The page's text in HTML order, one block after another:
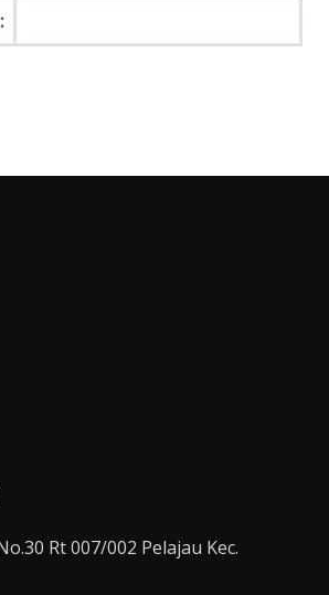
:
Rt 007/002 Pelajau Kec.